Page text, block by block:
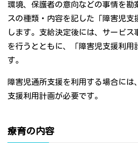
環境、保護者の意向などの事情を勘
スの種類・内容を記した「障害児支
します。支給決定後には、サービス
を行うとともに、「障害児支援利用
す。
障害児通所支援を利用する場合には
支援利用計画が必要です。
療育の内容